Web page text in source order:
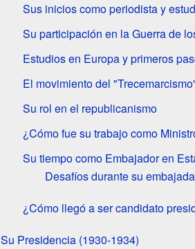
Sus inicios como periodista y
Su participación en la Guerra de
Estudios en Europa y primeros
El movimiento del
Su rol en el republicanismo
¿Cómo fue su trabajo como
Su tiempo como Embajador en
Desafíos durante su embajada
¿Cómo llegó a ser candidato
Su Presidencia (1930-1934)